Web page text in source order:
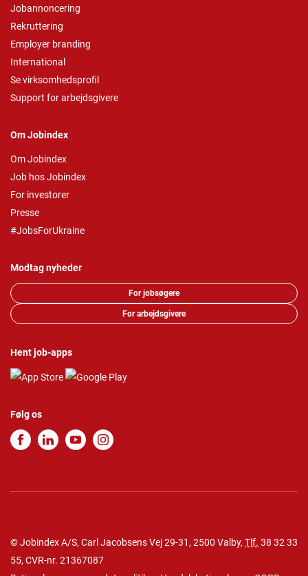
Jobannoncering
Rekruttering
Employer branding
International
Se virksomhedsprofil
Support for arbejdsgivere
Om Jobindex
Om Jobindex
Job hos Jobindex
For investorer
Presse
#JobsForUkraine
Modtag nyheder
For jobsøgere
For arbejdsgivere
Hent job-apps
Følg os
© Jobindex A/S, Carl Jacobsens Vej 29-31, 2500 Valby, Tlf. 38 32 33
55, CVR-nr. 21367087